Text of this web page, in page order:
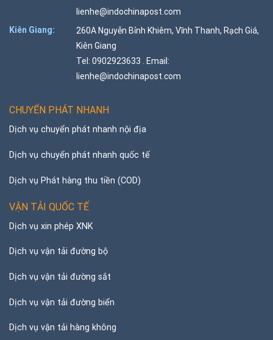
lienhe@indochinapost.com
Kiên Giang:
260A Nguyễn Bỉnh Khiêm, Vĩnh Thanh, Rạch Giá,
Kiên Giang
Tel: 0902923633 . Email:
lienhe@indochinapost.com
CHUYỂN PHÁT NHANH
Dịch vụ chuyển phát nhanh nội địa
Dịch vụ chuyển phát nhanh quốc tế
Dịch vụ Phát hàng thu tiền (COD)
VẬN TẢI QUỐC TẾ
Dịch vụ xin phép XNK
Dịch vụ vận tải đường bộ
Dịch vụ vận tải đường sắt
Dịch vụ vận tải đường biển
Dịch vụ vận tải hàng không